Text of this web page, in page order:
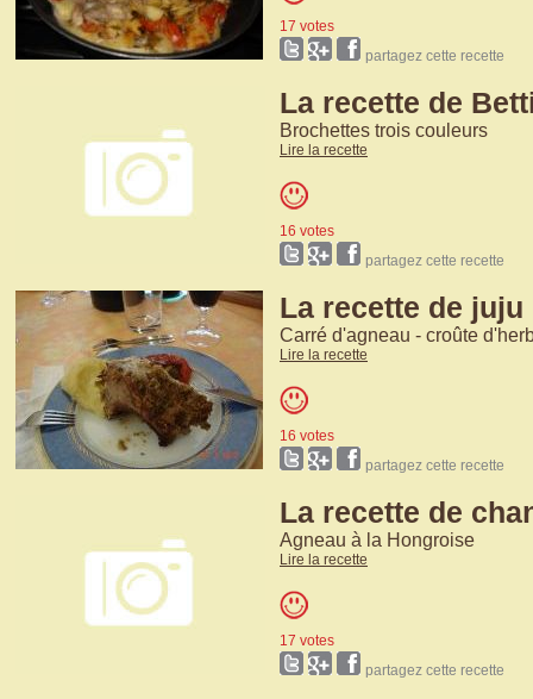
17 votes
partagez cette recette
La recette de
Brochettes trois couleurs
Lire la recette
16 votes
partagez cette recette
La recette de juju
Carré d'agneau - croûte
Lire la recette
16 votes
partagez cette recette
La recette de
Agneau à la Hongroise
Lire la recette
17 votes
partagez cette recette